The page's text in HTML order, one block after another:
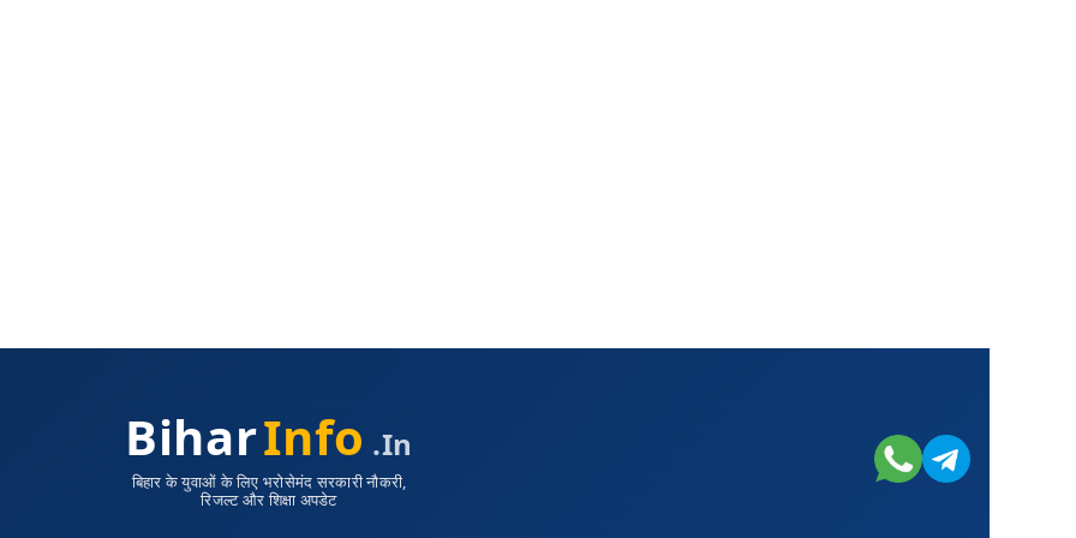
BiharInfo .in
बिहार के युवाओं के लिए भरोसेमंद सरकारी नौकरी,
रिजल्ट और शिक्षा अपडेट